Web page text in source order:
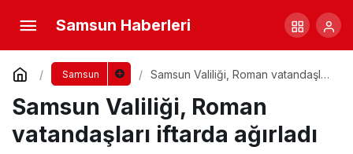
Samsun Haberleri
Samsun
Samsun Valiliği, Roman vatandaşları
Samsun Valiliği, Roman
vatandaşları iftarda ağırladı